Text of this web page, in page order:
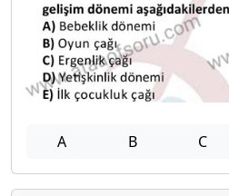
A B C